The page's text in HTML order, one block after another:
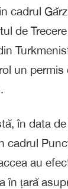
cadrul
de
un permis
în data
cadrul
au
în țară